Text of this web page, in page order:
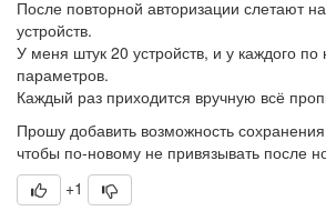
После повторной авторизации слетают
устройств.
У меня штук 20 устройств, и у каждого по
параметров.
Каждый раз приходится вручную всё
Прошу добавить возможность
чтобы по-новому не привязывать после
+1